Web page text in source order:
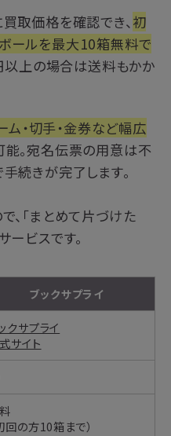
取価格を確認でき、初
ールを最大10箱無料で
上の場合は送料もかか
ム・切手・金券など幅広
。宛名伝票の用意は不
続きが完了します。
、「まとめて片づけた
ービスです。
ブックサプライ
クサプライ
サイト
回の方10箱まで）